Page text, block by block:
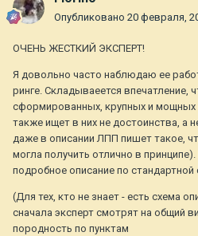
Опубликовано 20 февраля,
ОЧЕНЬ ЖЕСТКИЙ ЭКСПЕРТ!
Я довольно часто наблюдаю ее
ринге. Складываеется впечатление,
сформированных, крупных и
также ищет в них не достоинства, а
даже в описании ЛПП пишет такое,
могла получить отлично в принципе).
подробное описание по стандартной
(Для тех, кто не знает - есть схема
сначала эксперт смотрят на общий
породность по пунктам